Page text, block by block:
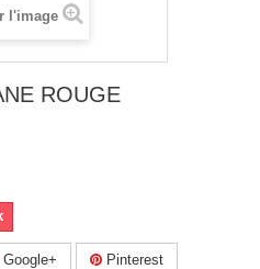
l'image
ROUGE
Google+ Pinterest